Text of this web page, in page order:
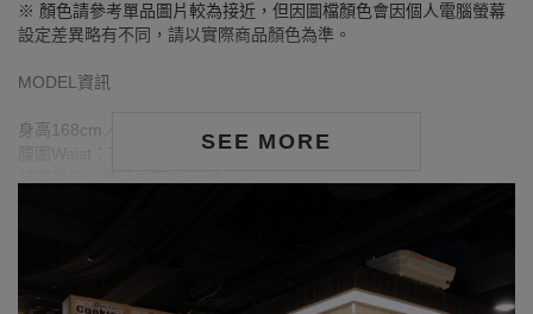
SEE MORE
※ 顏色請參考單品圖片較為接近，但因圖檔顏色會因個人電腦螢幕
設定差異略有不同，請以實際商品顏色為準。
MODEL資訊
身高168cm／胸圍Bust：90cm
腰圍Waist：71cm／臀圍hips：99cm